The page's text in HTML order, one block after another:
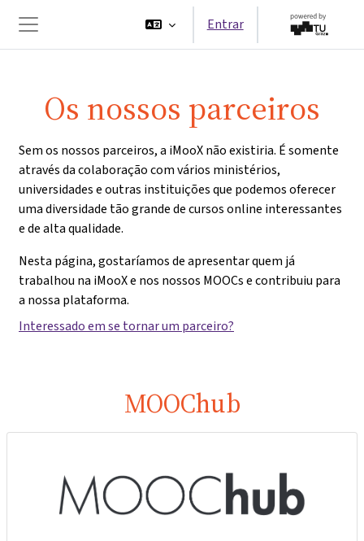
Painel lateral
Entrar
Os nossos parceiros
Sem os nossos parceiros, a iMooX não existiria. É somente
através da colaboração com vários ministérios,
universidades e outras instituições que podemos oferecer
uma diversidade tão grande de cursos online interessantes
e de alta qualidade.
Nesta página, gostaríamos de apresentar quem já
trabalhou na iMooX e nos nossos MOOCs e contribuiu para
a nossa plataforma.
Interessado em se tornar um parceiro?
MOOChub